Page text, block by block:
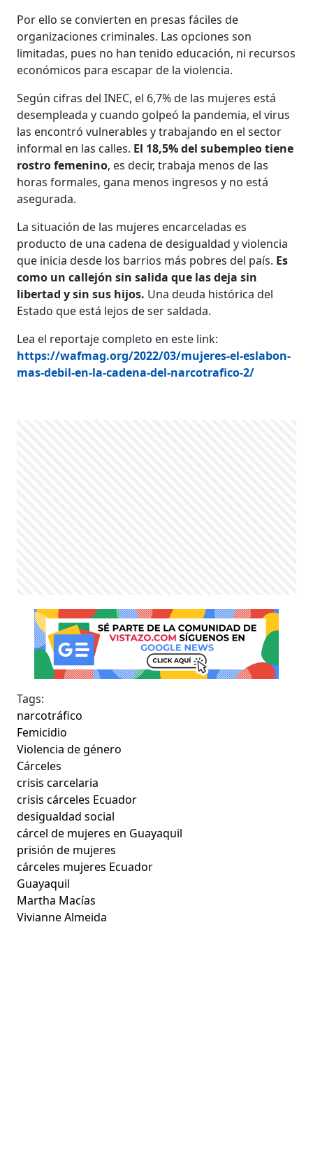
Por ello se convierten en presas fáciles de
organizaciones criminales. Las opciones son
limitadas, pues no han tenido educación, ni recursos
económicos para escapar de la violencia.
Según cifras del INEC, el 6,7% de las mujeres está
desempleada y cuando golpeó la pandemia, el virus
las encontró vulnerables y trabajando en el sector
informal en las calles. El 18,5% del subempleo tiene
rostro femenino, es decir, trabaja menos de las
horas formales, gana menos ingresos y no está
asegurada.
La situación de las mujeres encarceladas es
producto de una cadena de desigualdad y violencia
que inicia desde los barrios más pobres del país. Es
como un callejón sin salida que las deja sin
libertad y sin sus hijos. Una deuda histórica del
Estado que está lejos de ser saldada.
Lea el reportaje completo en este link:
https://wafmag.org/2022/03/mujeres-el-eslabon-
mas-debil-en-la-cadena-del-narcotrafico-2/
Tags:
narcotráfico
Femicidio
Violencia de género
Cárceles
crisis carcelaria
crisis cárceles Ecuador
desigualdad social
cárcel de mujeres en Guayaquil
prisión de mujeres
cárceles mujeres Ecuador
Guayaquil
Martha Macías
Vivianne Almeida